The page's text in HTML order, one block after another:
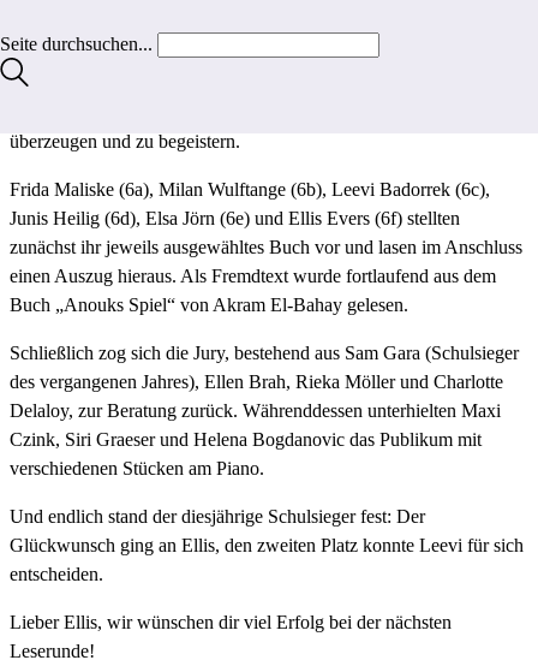
Seite durchsuchen...
der 6. Klassen in der Aula startete. Die etwa 180 Schülerinnen und
Schüler drückten den Erstplatzierten ihrer Klassen die Daumen, als
überzeugen und zu begeistern.
Frida Maliske (6a), Milan Wulftange (6b), Leevi Badorrek (6c),
Junis Heilig (6d), Elsa Jörn (6e) und Ellis Evers (6f) stellten
zunächst ihr jeweils ausgewähltes Buch vor und lasen im Anschluss
einen Auszug hieraus. Als Fremdtext wurde fortlaufend aus dem
Buch „Anouks Spiel“ von Akram El-Bahay gelesen.
Schließlich zog sich die Jury, bestehend aus Sam Gara (Schulsieger
des vergangenen Jahres), Ellen Brah, Rieka Möller und Charlotte
Delaloy, zur Beratung zurück. Währenddessen unterhielten Maxi
Czink, Siri Graeser und Helena Bogdanovic das Publikum mit
verschiedenen Stücken am Piano.
Und endlich stand der diesjährige Schulsieger fest: Der
Glückwunsch ging an Ellis, den zweiten Platz konnte Leevi für sich
entscheiden.
Lieber Ellis, wir wünschen dir viel Erfolg bei der nächsten
Leserunde!